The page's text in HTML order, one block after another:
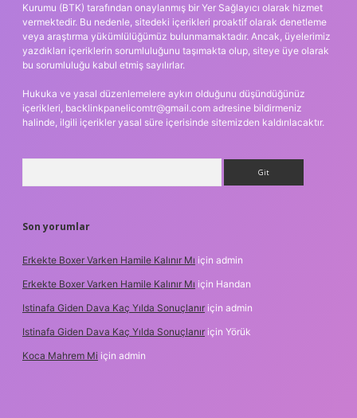
Kurumu (BTK) tarafından onaylanmış bir Yer Sağlayıcı olarak hizmet
vermektedir. Bu nedenle, sitedeki içerikleri proaktif olarak denetleme
veya araştırma yükümlülüğümüz bulunmamaktadır. Ancak, üyelerimiz
yazdıkları içeriklerin sorumluluğunu taşımakta olup, siteye üye olarak
bu sorumluluğu kabul etmiş sayılırlar.
Hukuka ve yasal düzenlemelere aykırı olduğunu düşündüğünüz
içerikleri, backlinkpanelicomtr@gmail.com adresine bildirmeniz
halinde, ilgili içerikler yasal süre içerisinde sitemizden kaldırılacaktır.
Son yorumlar
Erkekte Boxer Varken Hamile Kalınır Mı için admin
Erkekte Boxer Varken Hamile Kalınır Mı için Handan
Istinafa Giden Dava Kaç Yılda Sonuçlanır için admin
Istinafa Giden Dava Kaç Yılda Sonuçlanır için Yörük
Koca Mahrem Mi için admin